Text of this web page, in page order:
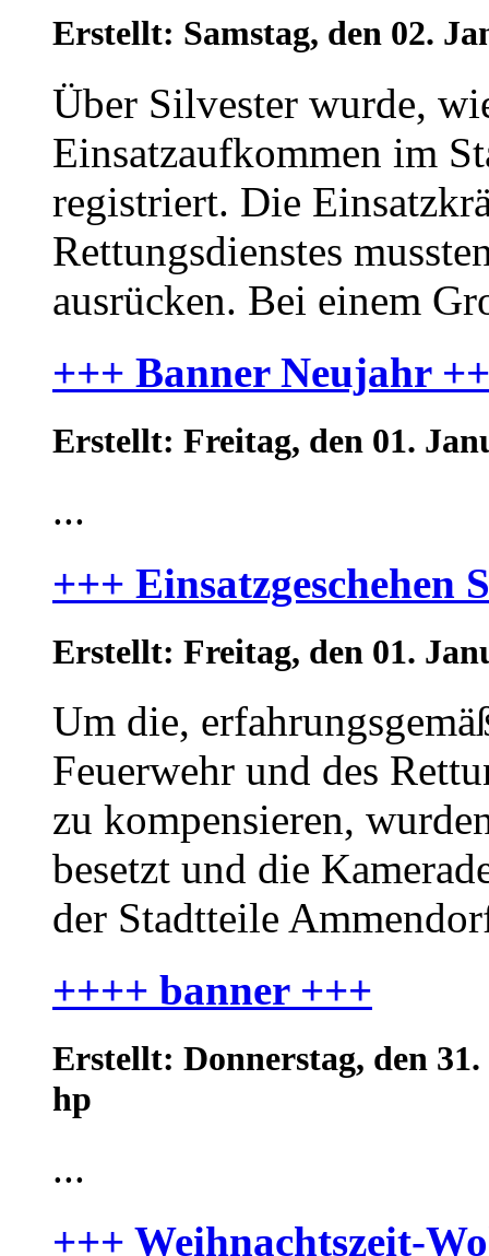
Erstellt: Samstag, den 02.
Über Silvester wurde,
Einsatzaufkommen im
registriert. Die
Rettungsdienstes
ausrücken. Bei einem
+++ Banner Neujahr
Erstellt: Freitag, den 01.
...
+++ Einsatzgeschehen
Erstellt: Freitag, den 01.
Um die,
Feuerwehr und des
zu kompensieren,
besetzt und die
der Stadtteile
++++ banner +++
Erstellt: Donnerstag, den
hp
...
+++ Weihnachtszeit-